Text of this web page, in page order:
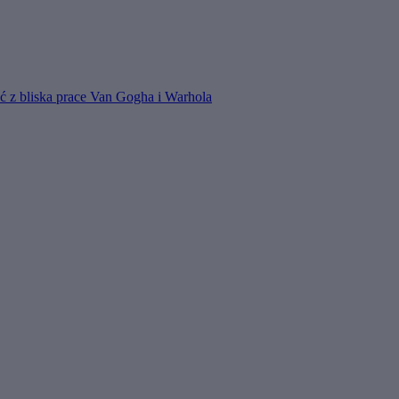
bliska prace Van Gogha i Warhola